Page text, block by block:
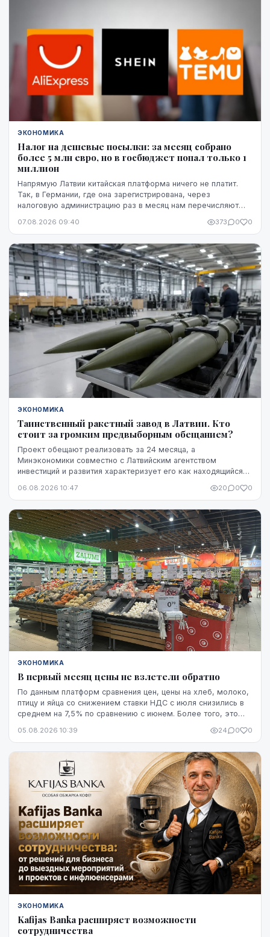
ЭКОНОМИКА
Налог на дешевые посылки: за месяц собрано
более 5 млн евро, но в госбюджет попал только 1
миллион
Напрямую Латвии китайская платформа ничего не платит.
Так, в Германии, где она зарегистрирована, через
налоговую администрацию раз в месяц нам перечисляют
платит в той стране, где товар предъявляется таможне,
07.08.2026 09:40 373 0 0
ЭКОНОМИКА
Таинственный ракетный завод в Латвии. Кто
стоит за громким предвыборным обещанием?
Проект обещают реализовать за 24 месяца, а
Минэкономики совместно с Латвийским агентством
инвестиций и развития характеризует его как находящийся
ни модель ракет, ни владелец технологий, ни
необходимого финансирования уже обеспечена и на чем
основан прогноз экспорта.
06.08.2026 10:47 20 0 0
ЭКОНОМИКА
В первый месяц цены не взлетели обратно
По данным платформ сравнения цен, цены на хлеб, молоко,
птицу и яйца со снижением ставки НДС с июля снизились в
среднем на 7,5% по сравнению с июнем. Более того, это
данный момент - до начала августа.
05.08.2026 10:39 24 0 0
ЭКОНОМИКА
Kafijas Banka расширяет возможности
сотрудничества